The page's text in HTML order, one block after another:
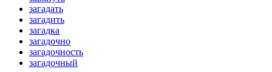
загадать
загадить
загадка
загадочно
загадочность
загадочный